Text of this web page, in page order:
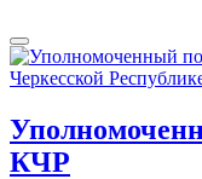
КЧР